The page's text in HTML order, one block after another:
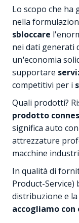
Lo scopo che ha
nella
sbloccare
nei dati generati
un'economia
supportare
competitivi per i
Quali prodotti?
prodotto
significa auto
attrezzature
macchine
In qualità di
Product-Service)
distribuzione e
accogliamo